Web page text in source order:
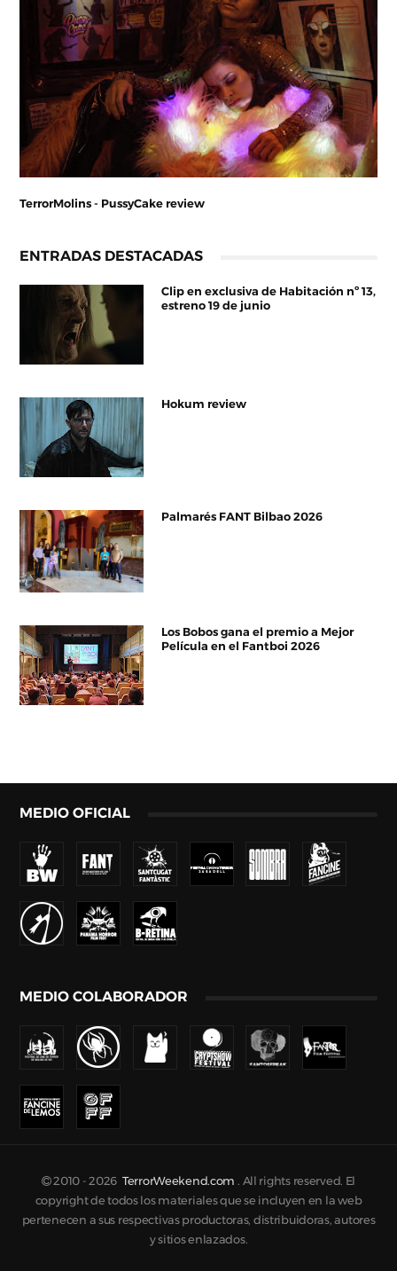
TerrorMolins - PussyCake review
ENTRADAS DESTACADAS
Clip en exclusiva de Habitación nº 13,
estreno 19 de junio
Hokum review
Palmarés FANT Bilbao 2026
Los Bobos gana el premio a Mejor
Película en el Fantboi 2026
MEDIO OFICIAL
MEDIO COLABORADOR
2010 -2026 TerrorWeekend.com . All rights reserved. El
copyright de todos los materiales que se incluyen en la web
pertenecen a sus respectivas productoras, distribuidoras, autores
y sitios enlazados.